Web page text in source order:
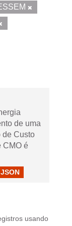
de uma
de Custo
CMO é
JSON
usando